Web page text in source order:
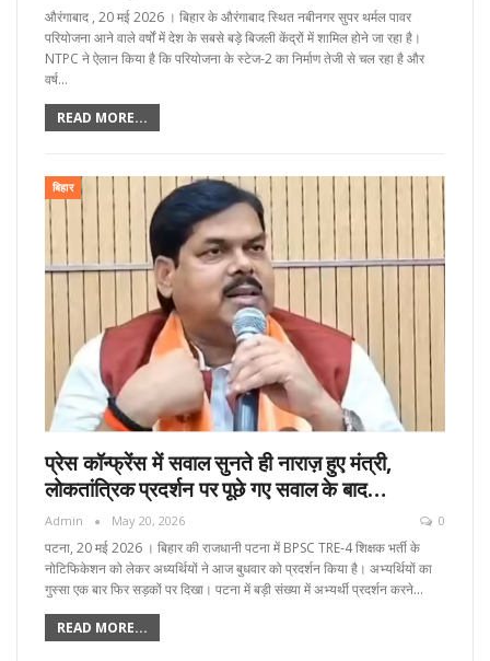
औरंगाबाद , 20 मई 2026 । बिहार के औरंगाबाद स्थित नबीनगर सुपर थर्मल पावर
परियोजना आने वाले वर्षों में देश के सबसे बड़े बिजली केंद्रों में शामिल होने जा रहा है।
NTPC ने ऐलान किया है कि परियोजना के स्टेज-2 का निर्माण तेजी से चल रहा है और
वर्ष…
READ MORE...
बिहार
प्रेस कॉन्फ्रेंस में सवाल सुनते ही नाराज़ हुए मंत्री,
लोकतांत्रिक प्रदर्शन पर पूछे गए सवाल के बाद…
Admin May 20, 2026 0
पटना, 20 मई 2026 । बिहार की राजधानी पटना में BPSC TRE-4 शिक्षक भर्ती के
नोटिफिकेशन को लेकर अध्यर्थियों ने आज बुधवार को प्रदर्शन किया है। अभ्यर्थियों का
गुस्सा एक बार फिर सड़कों पर दिखा। पटना में बड़ी संख्या में अभ्यर्थी प्रदर्शन करने…
READ MORE...